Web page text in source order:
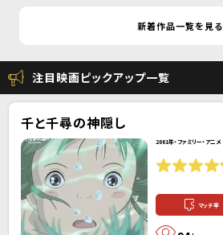
新着作品一覧を見る
注目映画ピックアップ一覧
千と千尋の神隠し
2001年・ファミリー・アニメ
マッチ率